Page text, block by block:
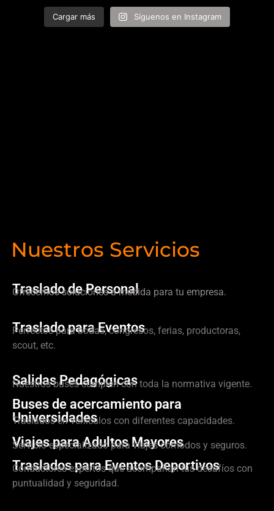
Cargar más Síguenos en Instagram
Nuestros Servicios
Traslado de Personal
Ofrecemos soluciones a medida para tu empresa.
Traslado para Eventos
Perfectos para bodas, congresos, ferias, productoras,
scout, etc.
Salidas Pedagógicas
Nuestros buses cumplen con toda la normativa vigente.
Buses de acercamiento para
Universidades
Traslados en vehículos con diferentes capacidades.
Viajes para Adultos Mayores
Servicio especializado para viajes cómodos y seguros.
Traslados para Eventos Deportivos
Conductores expertos que acompañan tus desafíos con
puntualidad y seguridad.